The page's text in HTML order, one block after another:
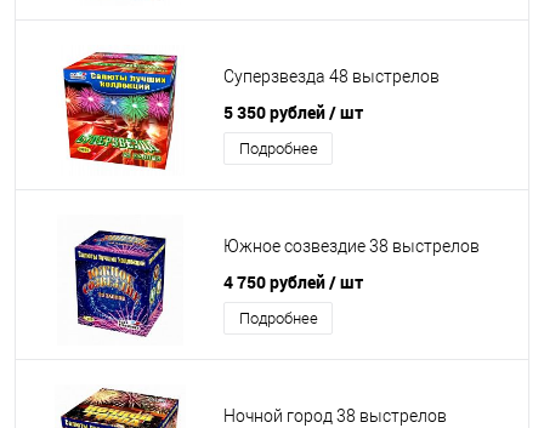
Суперзвезда 48 выстрелов
5 350 рублей/ шт
Подробнее
Южное созвездие 38 выстрелов
4 750 рублей/ шт
Подробнее
Ночной город 38 выстрелов